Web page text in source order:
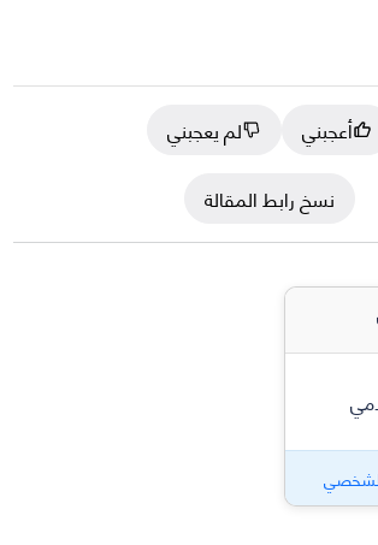
أعجبني
لم يعجبني
نسخ رابط المقالة